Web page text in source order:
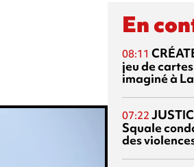
En
08:11
jeu de
imaginé à
07:22
Squale
des